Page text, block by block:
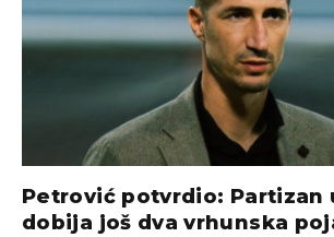
Petrović potvrdio: Partizan
dobija još dva vrhunska